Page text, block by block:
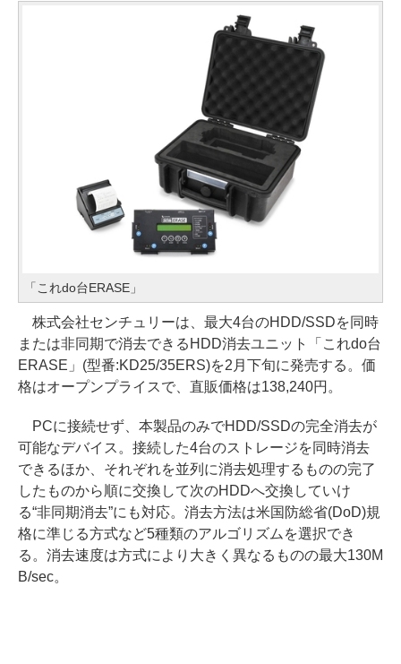
「これdo台ERASE」
株式会社センチュリーは、最大4台のHDD/SSDを同時
または非同期で消去できるHDD消去ユニット「これdo台
ERASE」(型番:KD25/35ERS)を2月下旬に発売する。価
格はオープンプライスで、直販価格は138,240円。
PCに接続せず、本製品のみでHDD/SSDの完全消去が
可能なデバイス。接続した4台のストレージを同時消去
できるほか、それぞれを並列に消去処理するものの完了
したものから順に交換して次のHDDへ交換していけ
る“非同期消去”にも対応。消去方法は米国防総省(DoD)規
格に準じる方式など5種類のアルゴリズムを選択でき
る。消去速度は方式により大きく異なるものの最大130M
B/sec。